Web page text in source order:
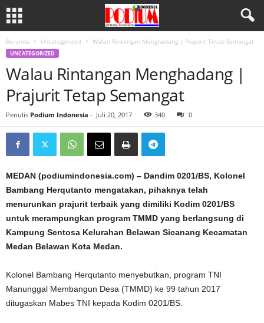
Beranda Uncategorized Walau Rintangan Menghadang | Prajurit Tetap Semangat
UNCATEGORIZED
Walau Rintangan Menghadang |
Prajurit Tetap Semangat
Penulis Podium Indonesia - Juli 20, 2017 340 0
MEDAN (podiumindonesia.com) – Dandim 0201/BS, Kolonel
Bambang Herqutanto mengatakan, pihaknya telah
menurunkan prajurit terbaik yang dimiliki Kodim 0201/BS
untuk merampungkan program TMMD yang berlangsung di
Kampung Sentosa Kelurahan Belawan Sicanang Kecamatan
Medan Belawan Kota Medan.
Kolonel Bambang Herqutanto menyebutkan, program TNI
Manunggal Membangun Desa (TMMD) ke 99 tahun 2017
ditugaskan Mabes TNI kepada Kodim 0201/BS.